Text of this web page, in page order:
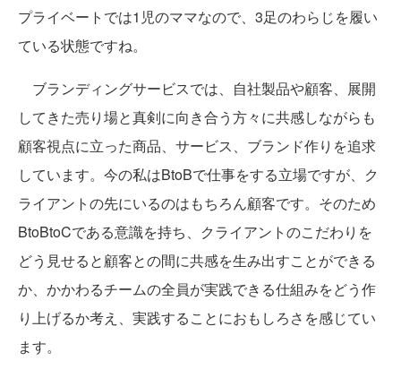
プライベートでは1児のママなので、3足のわらじを履い
ている状態ですね。
ブランディングサービスでは、自社製品や顧客、展開
してきた売り場と真剣に向き合う方々に共感しながらも
顧客視点に立った商品、サービス、ブランド作りを追求
しています。今の私はBtoBで仕事をする立場ですが、ク
ライアントの先にいるのはもちろん顧客です。そのため
BtoBtoCである意識を持ち、クライアントのこだわりを
どう見せると顧客との間に共感を生み出すことができる
か、かかわるチームの全員が実践できる仕組みをどう作
り上げるか考え、実践することにおもしろさを感じてい
ます。